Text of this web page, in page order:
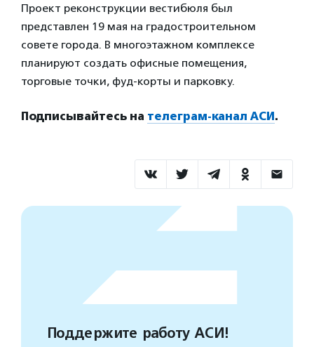
Проект реконструкции вестибюля был
представлен 19 мая на градостроительном
совете города. В многоэтажном комплексе
планируют создать офисные помещения,
торговые точки, фуд-корты и парковку.
Подписывайтесь на телеграм-канал АСИ .
Поддержите работу АСИ!